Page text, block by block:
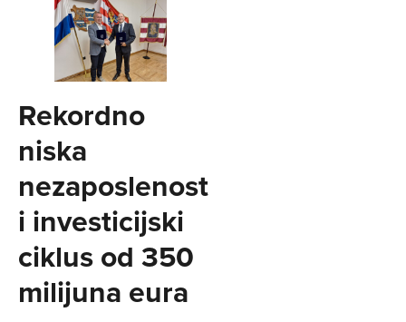
Rekordno
niska
nezaposlenost
i investicijski
ciklus od 350
milijuna eura